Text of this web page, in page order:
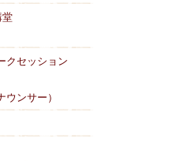
堂
クセッション
ー）